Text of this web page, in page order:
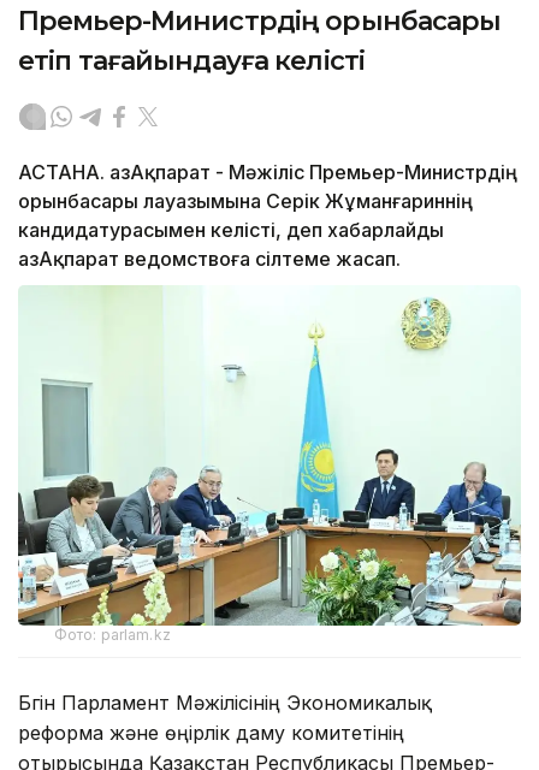
Премьер-Министрдің орынбасары
етіп тағайындауға келісті
АСТАНА. ҚазАқпарат - Мәжіліс Премьер-Министрдің
орынбасары лауазымына Серік Жұманғариннің
кандидатурасымен келісті, деп хабарлайды
ҚазАқпарат ведомствоға сілтеме жасап.
Фото: parlam.kz
Бүгін Парламент Мәжілісінің Экономикалық
реформа және өңірлік даму комитетінің
отырысында Қазақстан Республикасы Премьер-